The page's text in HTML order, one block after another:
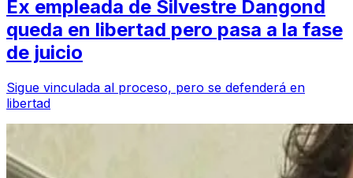
Ex empleada de Silvestre Dangond
queda en libertad pero pasa a la fase
de juicio
Sigue vinculada al proceso, pero se defenderá en
libertad